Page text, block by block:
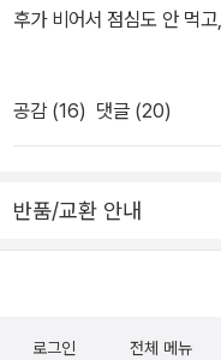
후가 비어서 점심도 안 먹
공감 (16) 댓글 (20)
반품/교환 안내
로그인 전체 메뉴